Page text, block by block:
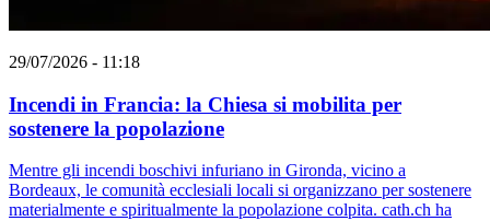
29/07/2026 - 11:18
Incendi in Francia: la Chiesa si mobilita per
sostenere la popolazione
Mentre gli incendi boschivi infuriano in Gironda, vicino a
Bordeaux, le comunità ecclesiali locali si organizzano per sostenere
materialmente e spiritualmente la popolazione colpita. cath.ch ha